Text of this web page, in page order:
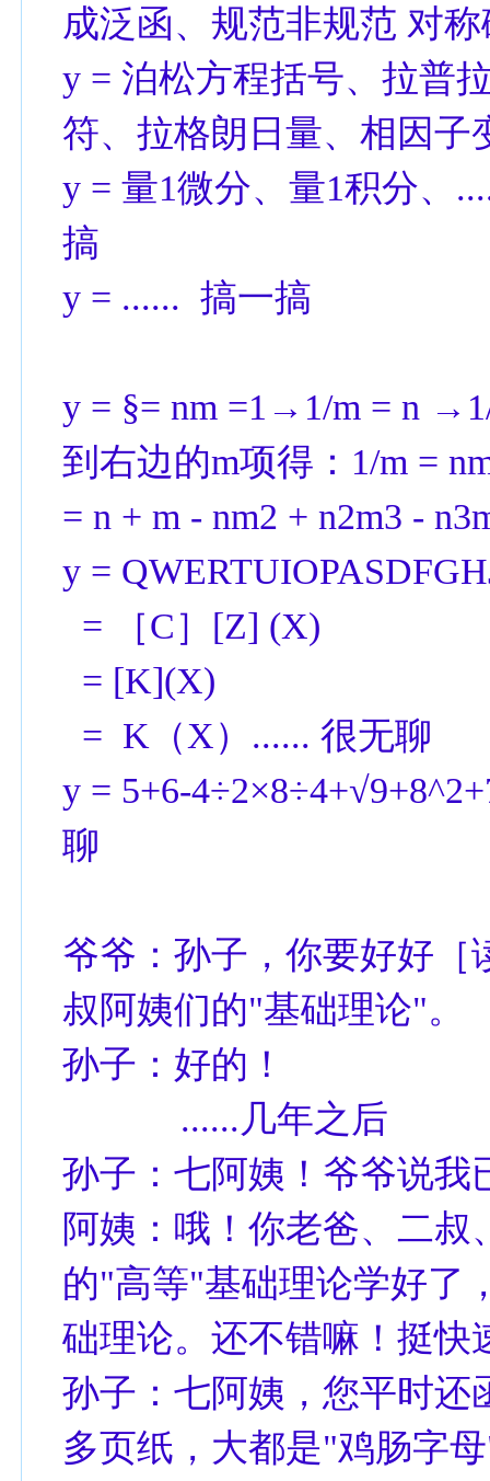
成泛函、规范非规范 对
y = 泊松方程括号、拉普
符、拉格朗日量、相因
y = 量1微分、量1积分、
搞
y = ...... 搞一搞
y = §= nm =1→1/m = n
到右边的m项得：1/m =
= n + m - nm2 + n2m3 -
y =
= ［C］[Z] (X)
= [K](X)
= K（X）...... 很无聊
y = 5+6-
聊
爷爷：孙子，你要好好［
叔阿姨们的"基础理论"。
孙子：好的！
......几年之后
孙子：七阿姨！爷爷说我
阿姨：哦！你老爸、二
的"高等"基础理论学好了
础理论。还不错嘛！挺快
孙子：七阿姨，您平时还
多页纸，大都是"鸡肠字